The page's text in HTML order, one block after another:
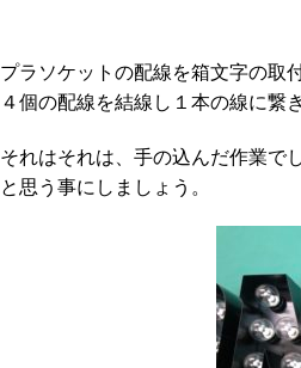
プラソケットの配線を箱文字の取
４個の配線を結線し１本の線に繋
それはそれは、手の込んだ作業で
と思う事にしましょう。